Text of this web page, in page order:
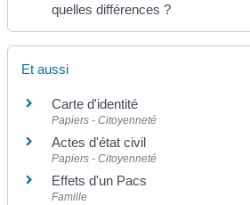
quelles différences ?
Et aussi
Carte d'identité
Papiers - Citoyenneté
Actes d'état civil
Papiers - Citoyenneté
Effets d'un Pacs
Famille